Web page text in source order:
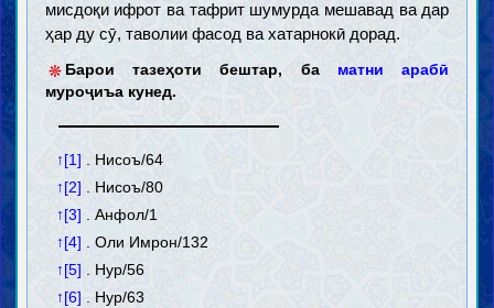
мисдоқи ифрот ва тафрит шумурда мешавад ва дар
ҳар ду сӯ, таволии фасод ва хатарнокӣ дорад.
* Барои тазеҳоти бештар, ба матни арабӣ
муроҷиъа кунед.
↑[1] . Нисоъ/64
↑[2] . Нисоъ/80
↑[3] . Анфол/1
↑[4] . Оли Имрон/132
↑[5] . Нур/56
↑[6] . Нур/63